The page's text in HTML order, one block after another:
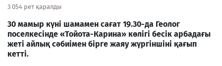
3 054 рет қаралды
30 мамыр күні шамамен сағат 19.30-да Геолог
поселкесінде «Тойота-Карина» көлігі бесік арбадағы
жеті айлық сәбиімен бірге жаяу жүргіншіні қағып
кетті.